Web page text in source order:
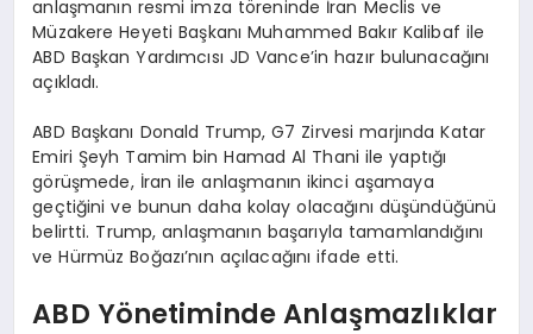
anlaşmanın resmi imza töreninde İran Meclis ve
Müzakere Heyeti Başkanı Muhammed Bakır Kalibaf ile
ABD Başkan Yardımcısı JD Vance’in hazır bulunacağını
açıkladı.
ABD Başkanı Donald Trump, G7 Zirvesi marjında Katar
Emiri Şeyh Tamim bin Hamad Al Thani ile yaptığı
görüşmede, İran ile anlaşmanın ikinci aşamaya
geçtiğini ve bunun daha kolay olacağını düşündüğünü
belirtti. Trump, anlaşmanın başarıyla tamamlandığını
ve Hürmüz Boğazı’nın açılacağını ifade etti.
ABD Yönetiminde Anlaşmazlıklar